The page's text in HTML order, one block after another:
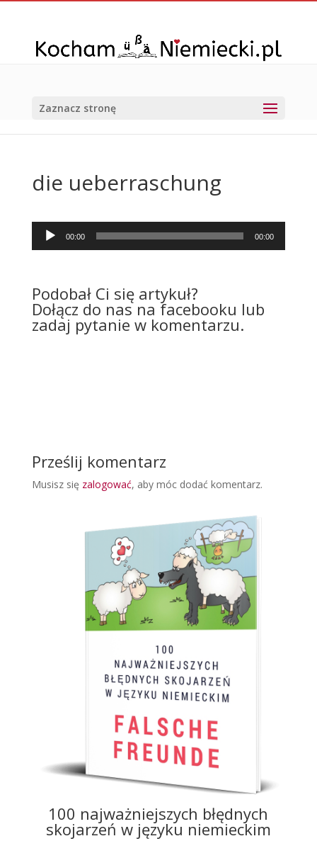
Zaznacz stronę
die ueberraschung
Odtwarzacz
plików
00:00 00:00
Podobał Ci się artykuł?
Dołącz do nas na facebooku lub
zadaj pytanie w komentarzu.
Prześlij komentarz
Musisz się zalogować, aby móc dodać komentarz.
100 najważniejszych błędnych
skojarzeń w języku niemieckim